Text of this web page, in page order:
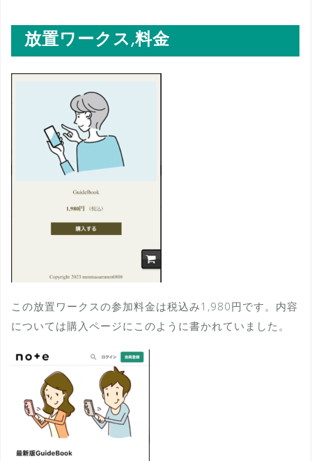
放置ワークス,料金
この放置ワークスの参加料金は税込み1,980円です。内容
については購入ページにこのように書かれていました。